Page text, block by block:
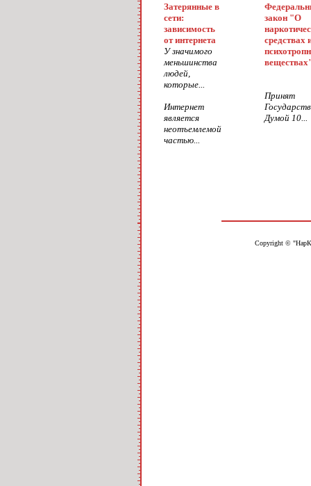
Затерянные в
сети:
зависимость
от интернета
У значимого
меньшинства
людей,
которые...
Интернет
является
неотъемлемой
частью...
закон "О
средствах
Принят
Думой 10...
Copyright ©